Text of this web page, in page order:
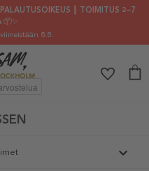
┃ TOIMITUS 2–7
📦✨
8.8.